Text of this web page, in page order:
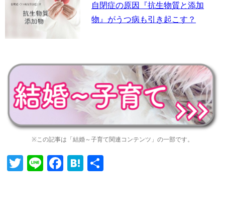
自閉症の原因『抗生物質と添加
物』がうつ病も引き起こす？
※この記事は「結婚～子育て関連コンテンツ」の一部です。
Twitter
LineFacebook
Hatena